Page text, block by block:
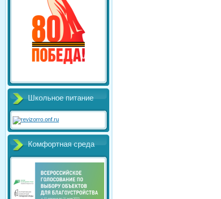
Школьное питание
Комфортная среда